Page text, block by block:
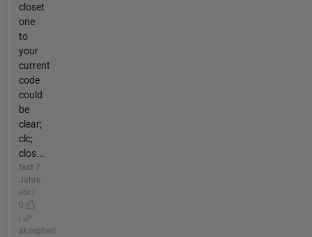
closet
one
to
your
current
code
could
be
clear;
clc;
clos...
fast 7
Jahre
vor |
0
|
akzeptiert